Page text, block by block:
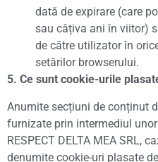
dată de expirare (care
sau câțiva ani în viitor)
de către utilizator în
setărilor browserului.
5. Ce sunt cookie-urile
Anumite secțiuni de conținut
furnizate prin intermediul
RESPECT DELTA MEA SRL,
denumite cookie-uri plasate